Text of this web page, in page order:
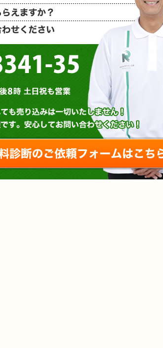
0120-3341-35
営業時間 : 午前8時～午後
無料